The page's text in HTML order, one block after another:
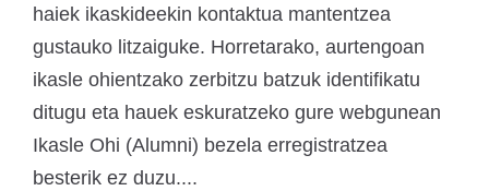
haiek ikaskideekin kontaktua mantentzea
gustauko litzaiguke. Horretarako, aurtengoan
ikasle ohientzako zerbitzu batzuk identifikatu
ditugu eta hauek eskuratzeko gure webgunean
Ikasle Ohi (Alumni) bezela erregistratzea
besterik ez duzu....